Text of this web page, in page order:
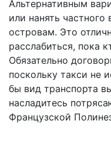
Альтернативным
или нанять частного
островам. Это
расслабиться, пока
Обязательно
поскольку такси не
бы вид транспорта
насладитесь
Французской